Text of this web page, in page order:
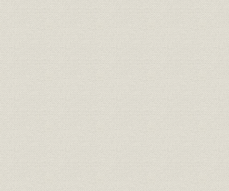
海外事業
[戦時体制下での]海外進出 東南
アジア方面
[1942年(
和19年)]
政策;業界
進駐軍によるデパートの接収状
況
1945年(
(昭和30年
組織 組織図 1950年(昭
関係会社;経営 伊藤産業事業体系 [1947年(
売上 松坂屋 戦後の衣料品の売上高
1949年度
~1952年
広告宣伝
「エキスポートバザー」のポス
ター、宣伝標語「生活と文化を
結ぶマツザカヤ」を記載した広
1949年度(
(昭和25年)